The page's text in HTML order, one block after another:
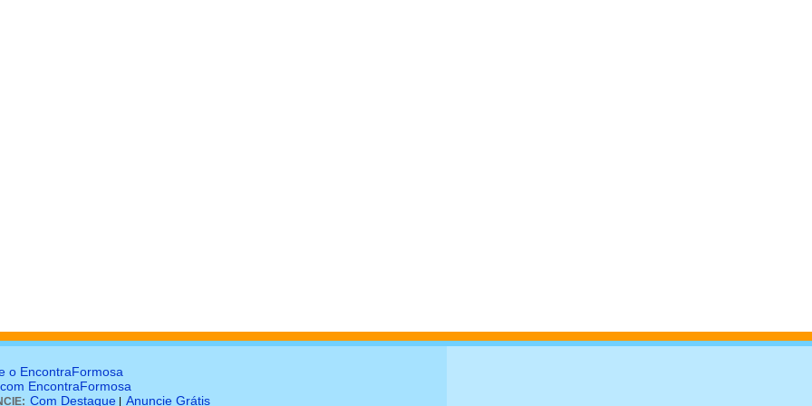
o EncontraFormosa
EncontraFormosa
Com Destaque Anuncie Grátis